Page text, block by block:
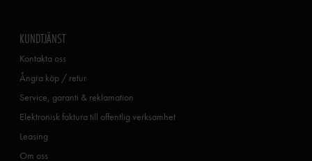
KUNDTJÄNST
Kontakta oss
Ångra köp / retur
Service, garanti & reklamation
Elektronisk faktura till offentlig verksamhet
Leasing
Om oss